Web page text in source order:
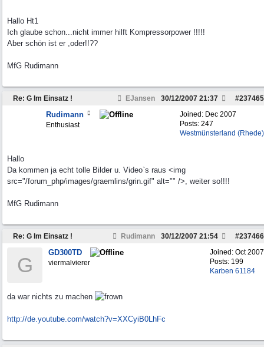
Hallo Ht1
Ich glaube schon...nicht immer hilft Kompressorpower !!!!!
Aber schön ist er ,oder!!??
MfG Rudimann
Re: G Im Einsatz ! EJansen #237465
30/12/2007 21:37
Joined: Dec 2007
Posts: 247
Westmünsterland (Rhede)
Rudimann
Enthusiast
Hallo
Da kommen ja echt tolle Bilder u. Video`s raus <img
src="/forum_php/images/graemlins/grin.gif" alt="" />, weiter so!!!!
MfG Rudimann
Re: G Im Einsatz ! Rudimann #237466
30/12/2007 21:54
Joined: Oct 2007
Posts: 199
Karben 61184
G
GD300TD
viermalvierer
da war nichts zu machen
http://de.youtube.com/watch?v=XXCyiB0LhFc